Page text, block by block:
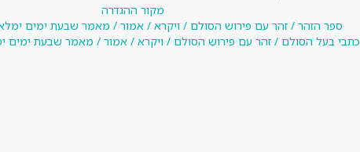
מקור ההגדרה
ספר הזהר / זהר עם פירוש הסולם / ויקרא / אמור / מאמר שבעת ימים
כתבי בעל הסולם / זהר עם פירוש הסולם / ויקרא / אמור / מאמר שבעת ימים